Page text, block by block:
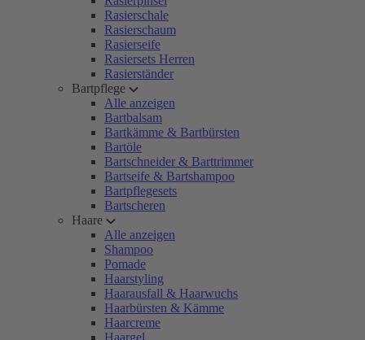
Rasierschale
Rasierschaum
Rasierseife
Rasiersets Herren
Rasierständer
Bartpflege
Alle anzeigen
Bartbalsam
Bartkämme & Bartbürsten
Bartöle
Bartschneider & Barttrimmer
Bartseife & Bartshampoo
Bartpflegesets
Bartscheren
Haare
Alle anzeigen
Shampoo
Pomade
Haarstyling
Haarausfall & Haarwuchs
Haarbürsten & Kämme
Haarcreme
Haargel